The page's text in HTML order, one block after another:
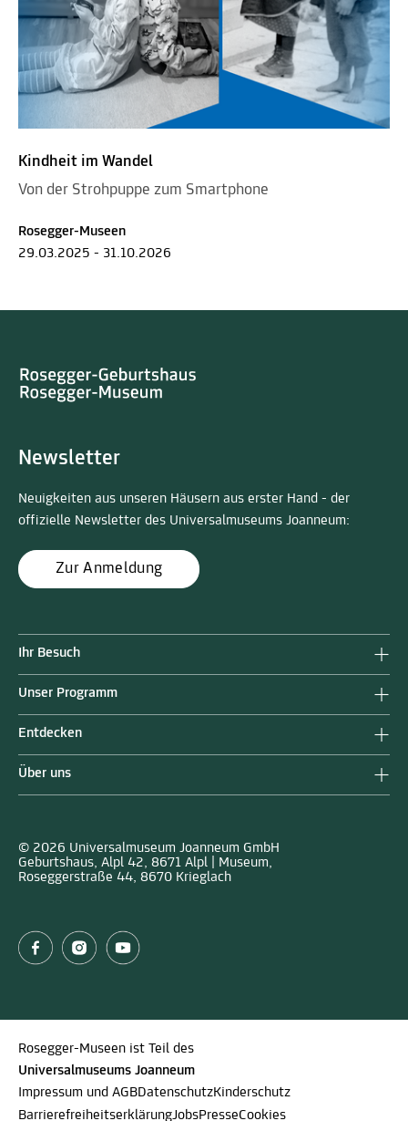
Kindheit im Wandel
Von der Strohpuppe zum Smartphone
Rosegger-Museen
29.03.2025 - 31.10.2026
Newsletter
Neuigkeiten aus unseren Häusern aus erster Hand - der
offizielle Newsletter des Universalmuseums Joanneum:
Zur Anmeldung
Ihr Besuch
Unser Programm
Entdecken
Über uns
© 2026 Universalmuseum Joanneum GmbH
Geburtshaus, Alpl 42, 8671 Alpl | Museum,
Roseggerstraße 44, 8670 Krieglach
Rosegger-Museen ist Teil des
Universalmuseums Joanneum
Impressum und AGBDatenschutzKinderschutz
BarrierefreiheitserklärungJobsPresseCookies